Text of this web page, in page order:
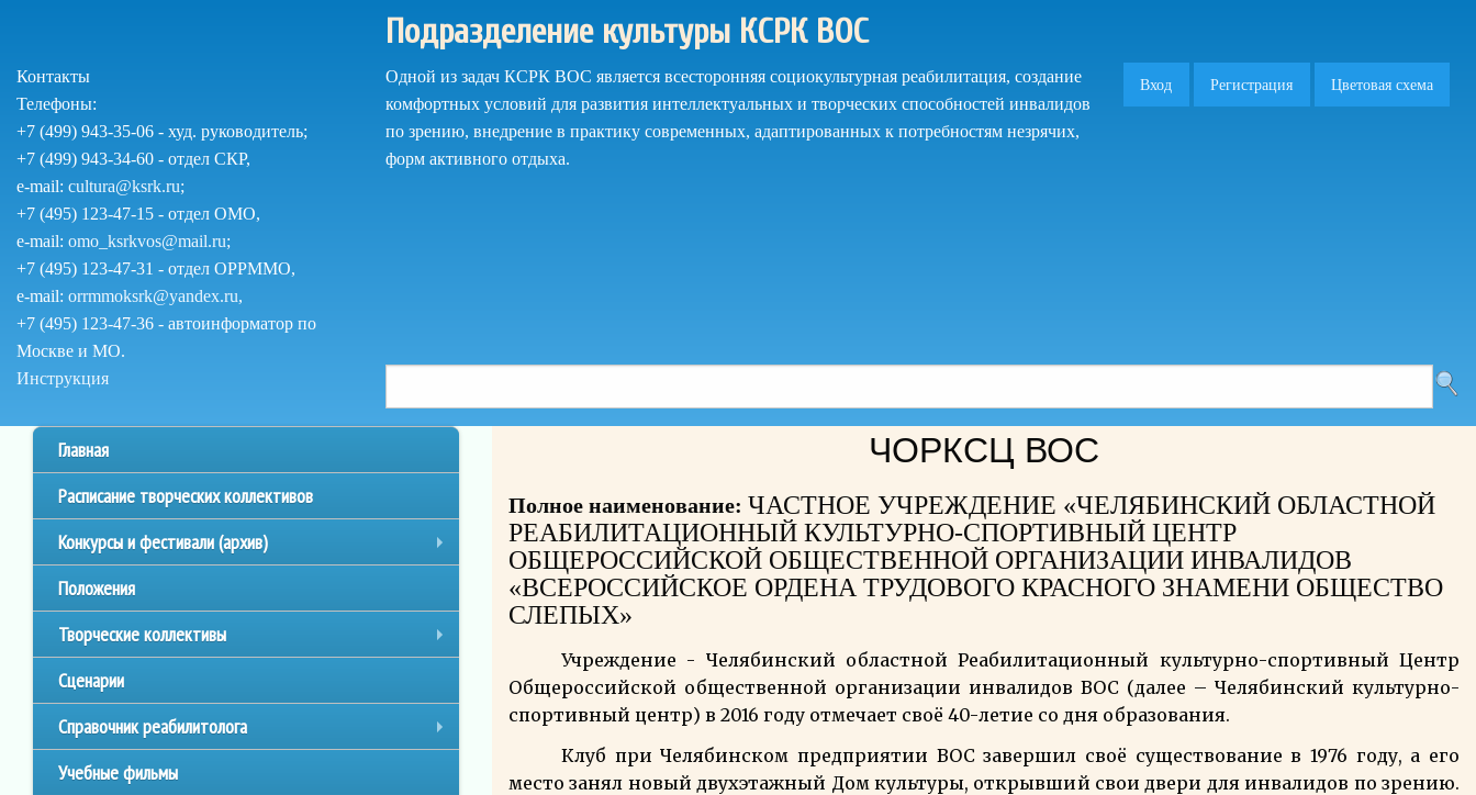
содержанию
Подразделение культуры КСРК ВОС
Контакты
Телефоны:
+7 (499) 943-35-06 - худ. руководитель;
+7 (499) 943-34-60 - отдел СКР,
e-mail: cultura@ksrk.ru;
+7 (495) 123-47-15 - отдел ОМО,
e-mail: omo_ksrkvos@mail.ru;
+7 (495) 123-47-31 - отдел ОРРММО,
e-mail: orrmmoksrk@yandex.ru,
+7 (495) 123-47-36 - автоинформатор по
Москве и МО.
Одной из задач КСРК ВОС является всесторонняя социокультурная реабилитация, создание
комфортных условий для развития интеллектуальных и творческих способностей инвалидов
по зрению, внедрение в практику современных, адаптированных к потребностям незрячих,
форм активного отдыха.
Вход Регистрация Цветовая схема
Как
сайтом
Инструкция
по
Главное
меню
Главная
Расписание творческих коллективов
+
Конкурсы и фестивали (архив)
Положения
+
Творческие коллективы
Сценарии
+
Справочник реабилитолога
Учебные фильмы
ЧОРКСЦ ВОС
Полное наименование: ЧАСТНОЕ УЧРЕЖДЕНИЕ «ЧЕЛЯБИНСКИЙ ОБЛАСТНОЙ
РЕАБИЛИТАЦИОННЫЙ КУЛЬТУРНО-СПОРТИВНЫЙ ЦЕНТР
ОБЩЕРОССИЙСКОЙ ОБЩЕСТВЕННОЙ ОРГАНИЗАЦИИ ИНВАЛИДОВ
«ВСЕРОССИЙСКОЕ ОРДЕНА ТРУДОВОГО КРАСНОГО ЗНАМЕНИ ОБЩЕСТВО
СЛЕПЫХ»
Учреждение - Челябинский областной Реабилитационный культурно-спортивный Центр
Общероссийской общественной организации инвалидов ВОС (далее – Челябинский культурно-
спортивный центр) в 2016 году отмечает своё 40-летие со дня образования.
Клуб при Челябинском предприятии ВОС завершил своё существование в 1976 году, а его
место занял новый двухэтажный Дом культуры, открывший свои двери для инвалидов по зрению.